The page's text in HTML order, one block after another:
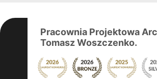
Pracownia Projektowa
Tomasz Woszczenko.